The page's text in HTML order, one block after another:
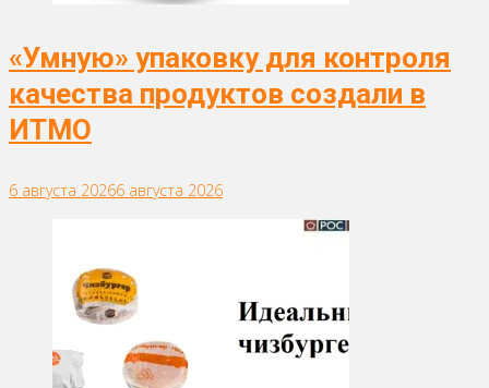
«Умную» упаковку для контроля
качества продуктов создали в
ИТМО
6 августа 20266 августа 2026